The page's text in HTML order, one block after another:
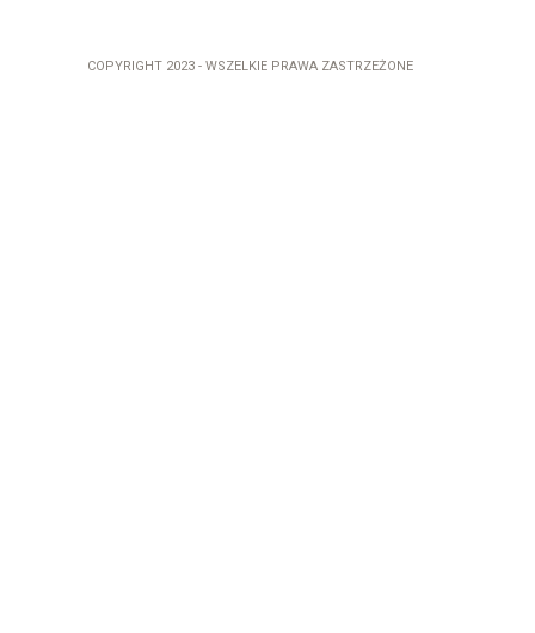
COPYRIGHT 2023 - WSZELKIE PRAWA ZASTRZEŻONE